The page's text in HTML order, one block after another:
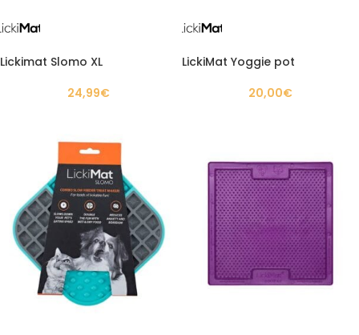
Lickimat Slomo XL
24,99€
LickiMat Yoggie pot
20,00€